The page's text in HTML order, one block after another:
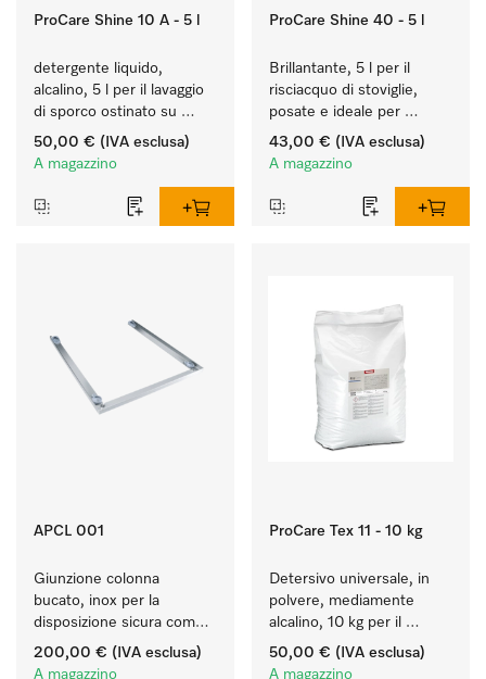
ProCare Shine 10 A - 5 l
detergente liquido,
alcalino, 5 l per il lavaggio
di sporco ostinato su
stoviglie, posate e
bicchieri.
50,00 € (IVA esclusa)
A magazzino
ProCare Shine 40 - 5 l
Brillantante, 5 l per il
risciacquo di stoviglie,
posate e ideale per
bicchieri.
43,00 € (IVA esclusa)
A magazzino
APCL 001
Giunzione colonna
bucato, inox per la
disposizione sicura come
colonna bucato.
200,00 € (IVA esclusa)
A magazzino
ProCare Tex 11 - 10 kg
Detersivo universale, in
polvere, mediamente
alcalino, 10 kg per il
lavaggio di capi bianchi e
colorati resistenti.
50,00 € (IVA esclusa)
A magazzino